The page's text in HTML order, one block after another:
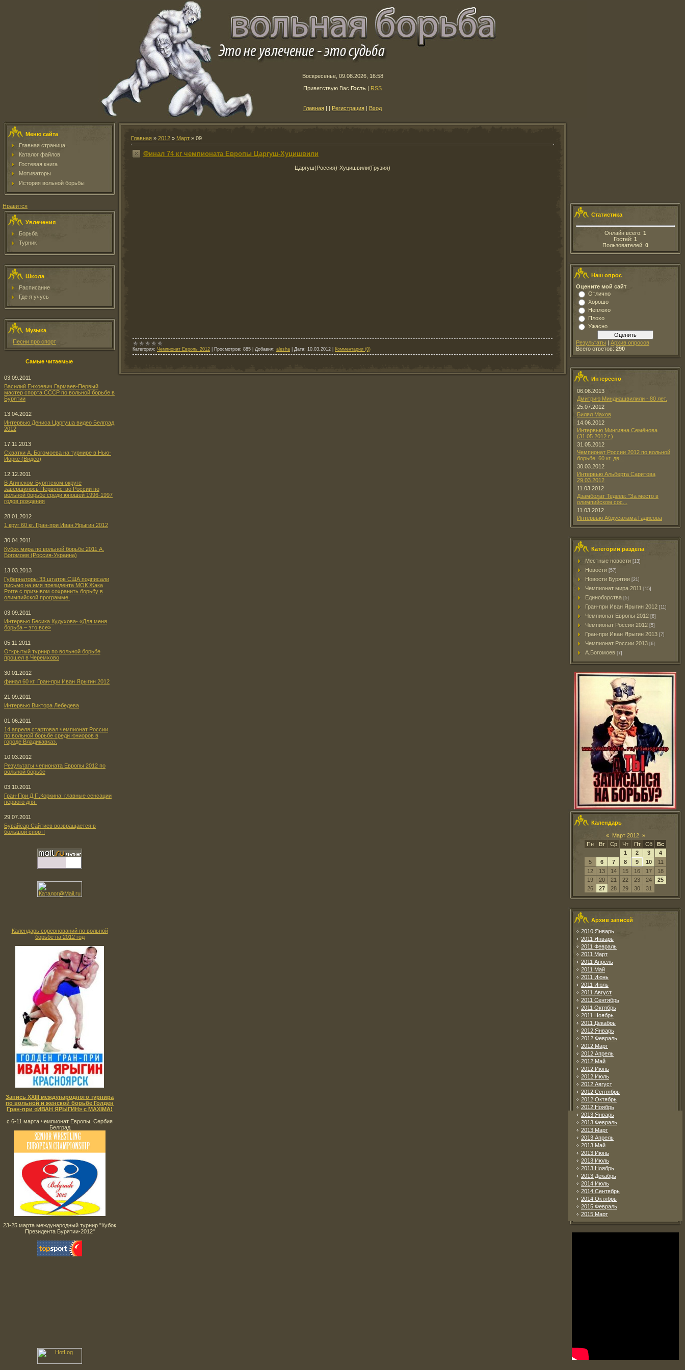
Воскресенье, 09.08.2026, 16:58
Приветствую Вас Гость | RSS
Главная | | Регистрация | Вход
Меню сайта
Главная страница
Каталог файлов
Гостевая книга
Мотиваторы
История вольной борьбы
Нравится
Увлечения
Борьба
Турник
Школа
Расписание
Где я учусь
Музыка
Песни про спорт
Самые читаемые
03.09.2011
Василий Енхоевич Гармаев-Первый
мастер спорта СССР по вольной борьбе в
Бурятии
13.04.2012
Интервью Дениса Царгуша видео Белград
2012
17.11.2013
Схватки А. Богомоева на турнире в Нью-
Йорке (Видео)
12.12.2011
В Агинском Бурятском округе
завершилось Первенство России по
вольной борьбе среди юношей 1996-1997
годов рождения
28.01.2012
1 круг 60 кг. Гран-при Иван Ярыгин 2012
30.04.2011
Кубок мира по вольной борьбе 2011 А.
Богомоев (Россия-Украина)
13.03.2013
Губернаторы 33 штатов США подписали
письмо на имя президента МОК Жака
Рогге с призывом сохранить борьбу в
олимпийской программе.
03.09.2011
Интервью Бесика Кудухова- «Для меня
борьба – это все»
05.11.2011
Открытый турнир по вольной борьбе
прошел в Черемхово
30.01.2012
финал 60 кг. Гран-при Иван Ярыгин 2012
21.09.2011
Интервью Виктора Лебедева
01.06.2011
14 апреля стартовал чемпионат России
по вольной борьбе среди юниоров в
городе Владикавказ.
10.03.2012
Результаты чепионата Европы 2012 по
вольной борьбе
03.10.2011
Гран-При Д.П.Коркина: главные сенсации
первого дня.
29.07.2011
Бувайсар Сайтиев возвращается в
большой спорт!
Календарь соревнований по вольной
борьбе на 2012 год
Запись XXIII международного турнира
по вольной и женской борьбе Голден
Гран-при «ИВАН ЯРЫГИН» с MAXIMA!
с 6-11 марта чемпионат Европы, Сербия
Белград
23-25 марта международный турнир "Кубок
Президента Бурятии-2012"
Главная » 2012 » Март » 09
Финал 74 кг чемпионата Европы Царгуш-Хуцишвили
Царгуш(Россия)-Хуцишвили(Грузия)
Категория: Чемпионат Европы 2012 Просмотров: 885 Добавил: alesha Дата: 10.03.2012 Комментарии (0)
Статистика
Онлайн всего: 1
Гостей: 1
Пользователей: 0
Наш опрос
Оцените мой сайт
Отлично
Хорошо
Неплохо
Плохо
Ужасно
Результаты | Архив опросов
Всего ответов: 290
Интересно
06.06.2013
Дмитрию Миндиашвилили - 80 лет.
25.07.2012
Билял Махов
14.06.2012
Интервью Мингияна Семёнова
(31.05.2012 г.)
31.05.2012
Чемпионат России 2012 по вольной
борьбе. 60 кг. дв...
30.03.2012
Интервью Альберта Саритова
29.03.2012
11.03.2012
Дзамболат Тедеев: "За место в
олимпийском сос...
11.03.2012
Интервью Абдусалама Гадисова
Категории раздела
Местные новости [13]
Новости [57]
Новости Бурятии [21]
Чемпионат мира 2011 [15]
Единоборства [5]
Гран-при Иван Ярыгин 2012 [11]
Чемпионат Европы 2012 [8]
Чемпионат России 2012 [5]
Гран-при Иван Ярыгин 2013 [7]
Чемпионат России 2013 [6]
А.Богомоев [7]
Календарь
« Март 2012 »
Пн
Вт Ср Чт Пт Сб
Вс
1
2 3
4
5
6 7 8 9 10
11
12
13 14 15 16 17
18
19
20 21 22 23 24
25
26
27 28 29 30 31
Архив записей
2010 Январь
2011 Январь
2011 Февраль
2011 Март
2011 Апрель
2011 Май
2011 Июнь
2011 Июль
2011 Август
2011 Сентябрь
2011 Октябрь
2011 Ноябрь
2011 Декабрь
2012 Январь
2012 Февраль
2012 Март
2012 Апрель
2012 Май
2012 Июнь
2012 Июль
2012 Август
2012 Сентябрь
2012 Октябрь
2012 Ноябрь
2013 Январь
2013 Февраль
2013 Март
2013 Апрель
2013 Май
2013 Июнь
2013 Июль
2013 Ноябрь
2013 Декабрь
2014 Июль
2014 Сентябрь
2014 Октябрь
2015 Февраль
2015 Март